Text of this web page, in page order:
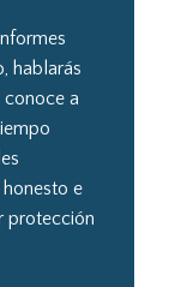
hablarás
a
e
protección